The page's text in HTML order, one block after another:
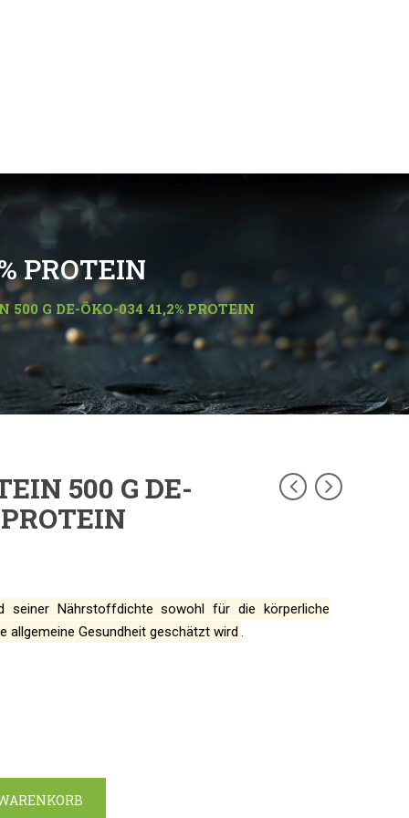
PROTEIN
500 G DE-ÖKO-034 41,2% PROTEIN
500 G DE-
seiner Nährstoffdichte sowohl für die körperliche
allgemeine Gesundheit geschätzt wird .